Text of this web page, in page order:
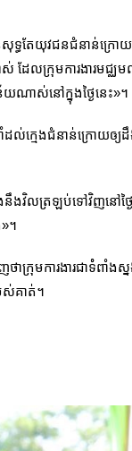
ទ្ធតែយុវជនជំនាន់ក្រ
ដែលក្រុមការងារមជ្ឈ
ណាស់នៅក្នុងថ្ងៃនេះ»។
ក្មេងជំនាន់ក្រោយឲ្យដឹ
នឹងវិលត្រឡប់ទៅវិញនៅថ្
។
ក្រុមការងារជាទំំពាំង
ស់គាត់។